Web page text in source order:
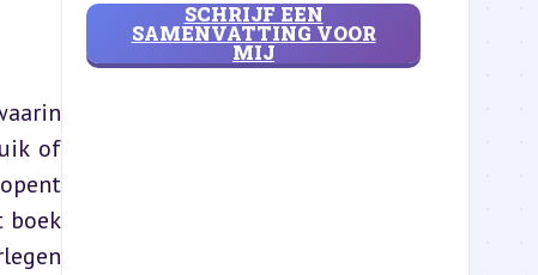
of
boek
SCHRIJF EEN
SAMENVATTING VOOR
MIJ